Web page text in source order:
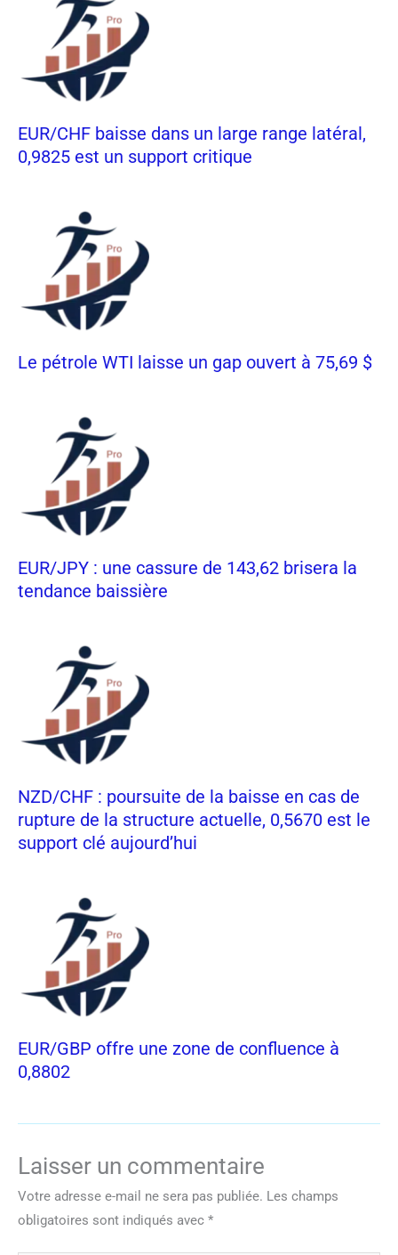
EUR/CHF baisse dans un large range latéral,
0,9825 est un support critique
Le pétrole WTI laisse un gap ouvert à 75,69 $
EUR/JPY : une cassure de 143,62 brisera la
tendance baissière
NZD/CHF : poursuite de la baisse en cas de
rupture de la structure actuelle, 0,5670 est le
support clé aujourd’hui
EUR/GBP offre une zone de confluence à
0,8802
Laisser un commentaire
Votre adresse e-mail ne sera pas publiée. Les champs
obligatoires sont indiqués avec *